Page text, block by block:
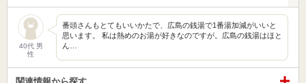
40代 男
性
番頭さんもとてもいいかたで、広島の銭湯で1番湯加減がいいと
思います。 私は熱めのお湯が好きなのですが。広島の銭湯はほと
ん…